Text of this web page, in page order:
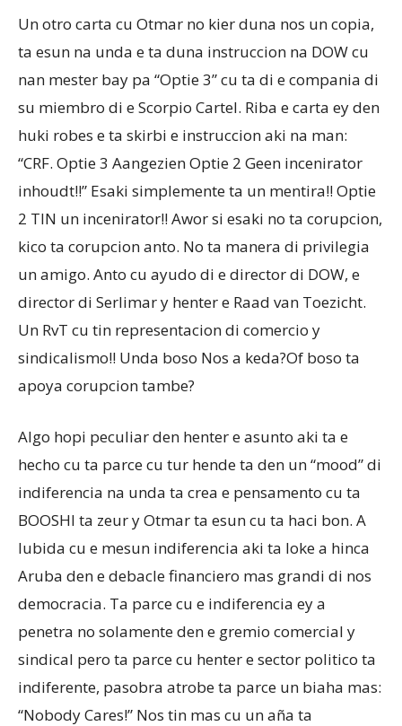
Un otro carta cu Otmar no kier duna nos un copia,
ta esun na unda e ta duna instruccion na DOW cu
nan mester bay pa “Optie 3” cu ta di e compania di
su miembro di e Scorpio Cartel. Riba e carta ey den
huki robes e ta skirbi e instruccion aki na man:
“CRF. Optie 3 Aangezien Optie 2 Geen incenirator
inhoudt!!” Esaki simplemente ta un mentira!! Optie
2 TIN un incenirator!! Awor si esaki no ta corupcion,
kico ta corupcion anto. No ta manera di privilegia
un amigo. Anto cu ayudo di e director di DOW, e
director di Serlimar y henter e Raad van Toezicht.
Un RvT cu tin representacion di comercio y
sindicalismo!! Unda boso Nos a keda?Of boso ta
apoya corupcion tambe?
Algo hopi peculiar den henter e asunto aki ta e
hecho cu ta parce cu tur hende ta den un “mood” di
indiferencia na unda ta crea e pensamento cu ta
BOOSHI ta zeur y Otmar ta esun cu ta haci bon. A
lubida cu e mesun indiferencia aki ta loke a hinca
Aruba den e debacle financiero mas grandi di nos
democracia. Ta parce cu e indiferencia ey a
penetra no solamente den e gremio comercial y
sindical pero ta parce cu henter e sector politico ta
indiferente, pasobra atrobe ta parce un biaha mas:
“Nobody Cares!” Nos tin mas cu un aña ta